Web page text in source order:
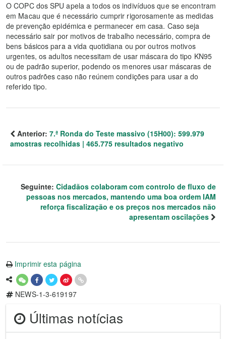
O COPC dos SPU apela a todos os indivíduos que se encontram
em Macau que é necessário cumprir rigorosamente as medidas
de prevenção epidémica e permanecer em casa. Caso seja
necessário sair por motivos de trabalho necessário, compra de
bens básicos para a vida quotidiana ou por outros motivos
urgentes, os adultos necessitam de usar máscara do tipo KN95
ou de padrão superior, podendo os menores usar máscaras de
outros padrões caso não reúnem condições para usar a do
referido tipo.
Anterior: 7.ª Ronda do Teste massivo (15H00): 599.979
amostras recolhidas | 465.775 resultados negativo
Seguinte: Cidadãos colaboram com controlo de fluxo de
pessoas nos mercados, mantendo uma boa ordem IAM
reforça fiscalização e os preços nos mercados não
apresentam oscilações
Imprimir esta página
NEWS-1-3-619197
Últimas notícias